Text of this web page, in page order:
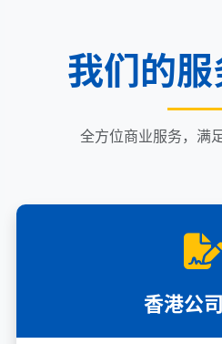
我们的服
全方位商业服务，满
香港公